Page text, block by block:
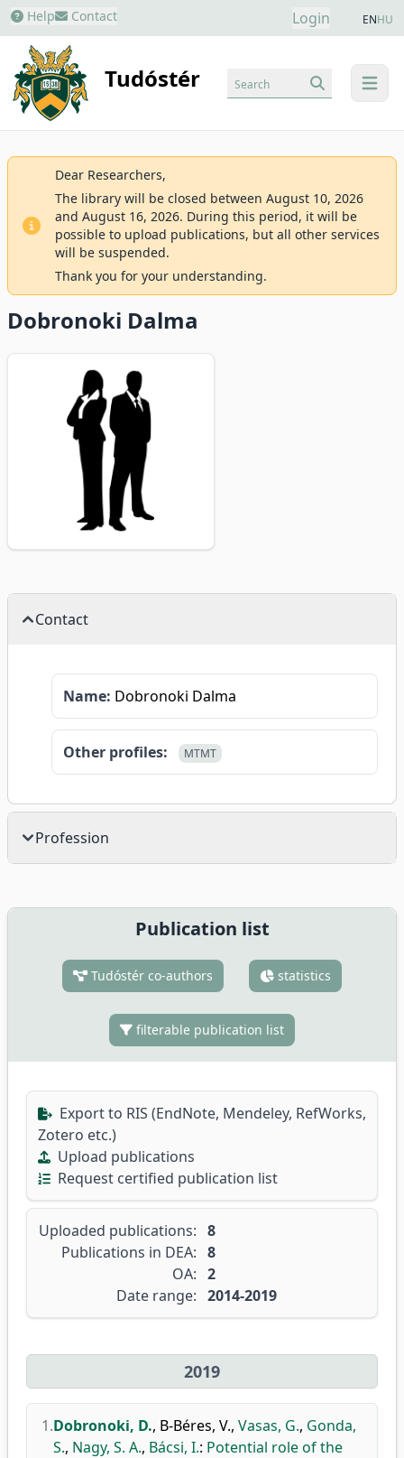
Help Contact Login ENHU
Tudóstér menu
Search
Dear Researchers,
The library will be closed between August 10, 2026
and August 16, 2026. During this period, it will be
possible to upload publications, but all other services
will be suspended.
Thank you for your understanding.
Dobronoki Dalma
Contact
Name: Dobronoki Dalma
Other profiles: MTMT
Profession
Publication list
Tudóstér co-authors statistics
filterable publication list
Export to RIS (EndNote, Mendeley, RefWorks,
Zotero etc.)
Upload publications
Request certified publication list
Uploaded publications: 8
Publications in DEA: 8
OA: 2
Date range: 2014-2019
2019
1.Dobronoki, D., B-Béres, V., Vasas, G., Gonda,
S., Nagy, S. A., Bácsi, I.: Potential role of the